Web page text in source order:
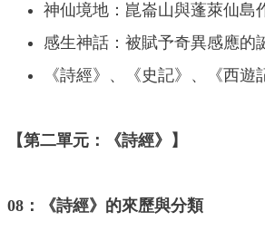
神仙境地：崑崙山與蓬萊仙島
感生神話：被賦予奇異感應的
《詩經》、《史記》、《西遊
【第二單元：《詩經》】
08：《詩經》的來歷與分類